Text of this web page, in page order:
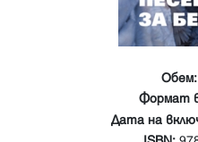
Обем:
Формат
Дата на